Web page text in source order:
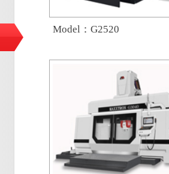
Model：G2520